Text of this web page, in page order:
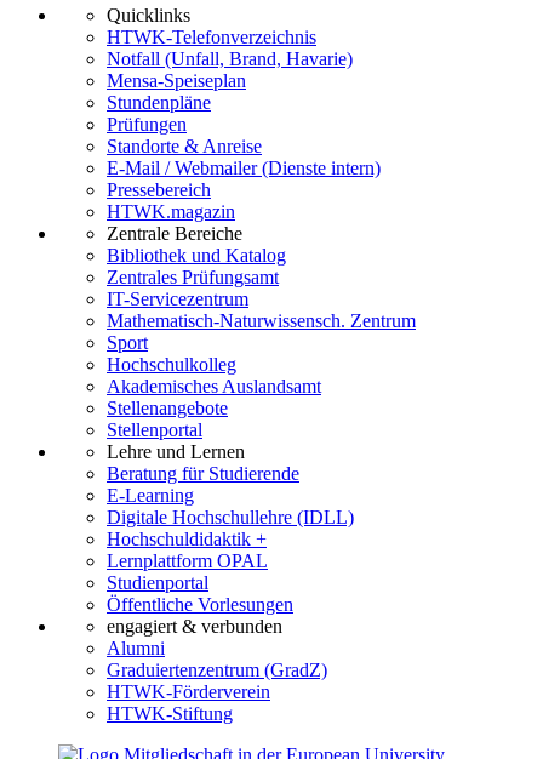
Quicklinks
HTWK-Telefonverzeichnis
Notfall (Unfall, Brand, Havarie)
Mensa-Speiseplan
Stundenpläne
Prüfungen
Standorte & Anreise
E-Mail / Webmailer (Dienste intern)
Pressebereich
HTWK.magazin
Zentrale Bereiche
Bibliothek und Katalog
Zentrales Prüfungsamt
IT-Servicezentrum
Mathematisch-Naturwissensch. Zentrum
Sport
Hochschulkolleg
Akademisches Auslandsamt
Stellenangebote
Stellenportal
Lehre und Lernen
Beratung für Studierende
E-Learning
Digitale Hochschullehre (IDLL)
Hochschuldidaktik +
Lernplattform OPAL
Studienportal
Öffentliche Vorlesungen
engagiert & verbunden
Alumni
Graduiertenzentrum (GradZ)
HTWK-Förderverein
HTWK-Stiftung